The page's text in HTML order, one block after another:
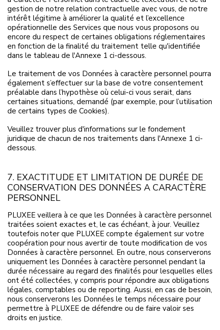
gestion de notre relation contractuelle avec vous, de notre
intérêt légitime à améliorer la qualité et l’excellence
opérationnelle des Services que nous vous proposons ou
encore du respect de certaines obligations réglementaires
en fonction de la finalité du traitement telle qu'identifiée
dans le tableau de l'Annexe 1 ci-dessous.
Le traitement de vos Données à caractère personnel pourra
également s’effectuer sur la base de votre consentement
préalable dans l’hypothèse où celui-ci vous serait, dans
certaines situations, demandé (par exemple, pour l’utilisation
de certains types de Cookies).
Veuillez trouver plus d'informations sur le fondement
juridique de chacun de nos traitements dans l'Annexe 1 ci-
dessous.
7. EXACTITUDE ET LIMITATION DE DURÉE DE
CONSERVATION DES DONNÉES A CARACTÈRE
PERSONNEL
PLUXEE veillera à ce que les Données à caractère personnel
traitées soient exactes et, le cas échéant, à jour. Veuillez
toutefois noter que PLUXEE compte également sur votre
coopération pour nous avertir de toute modification de vos
Données à caractère personnel. En outre, nous conserverons
uniquement les Données à caractère personnel pendant la
durée nécessaire au regard des finalités pour lesquelles elles
ont été collectées, y compris pour répondre aux obligations
légales, comptables ou de reporting. Aussi, en cas de besoin,
nous conserverons les Données le temps nécessaire pour
permettre à PLUXEE de défendre ou de faire valoir ses
droits en justice.